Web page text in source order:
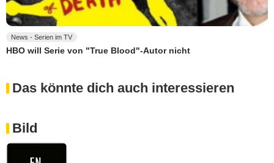
News - Serien im TV
HBO will Serie von "True Blood"-Autor nicht
Das könnte dich auch interessieren
Bild